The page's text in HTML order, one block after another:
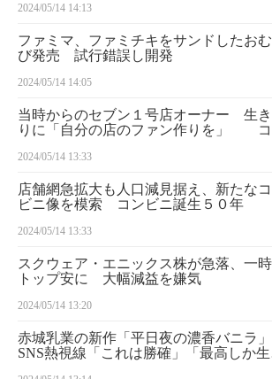
2024/05/14 14:13
ファミマ、ファミチキをサンドしたお
び発売 試行錯誤し開発
2024/05/14 14:05
当時からのセブン１号店オーナー 生
りに「自分の店のファン作りを」
2024/05/14 13:33
店舗網急拡大も人口減見据え、新たな
ビニ像を模索 コンビニ誕生５０年
2024/05/14 13:33
スクウェア・エニックス株が急落、一
トップ安に 大幅減益を嫌気
2024/05/14 13:20
赤城乳業の新作「平日夜の濃香バニラ
SNS熱視線「これは勝確」「最高しか